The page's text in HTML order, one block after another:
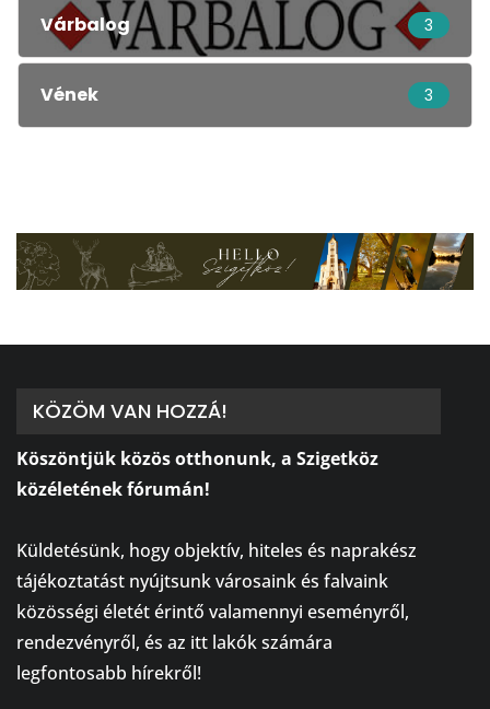
Várbalog 3
Vének 3
KÖZÖM VAN HOZZÁ!
Köszöntjük közös otthonunk, a Szigetköz
közéletének fórumán!
Küldetésünk, hogy objektív, hiteles és naprakész
tájékoztatást nyújtsunk városaink és falvaink
közösségi életét érintő valamennyi eseményről,
rendezvényről, és az itt lakók számára
legfontosabb hírekről!